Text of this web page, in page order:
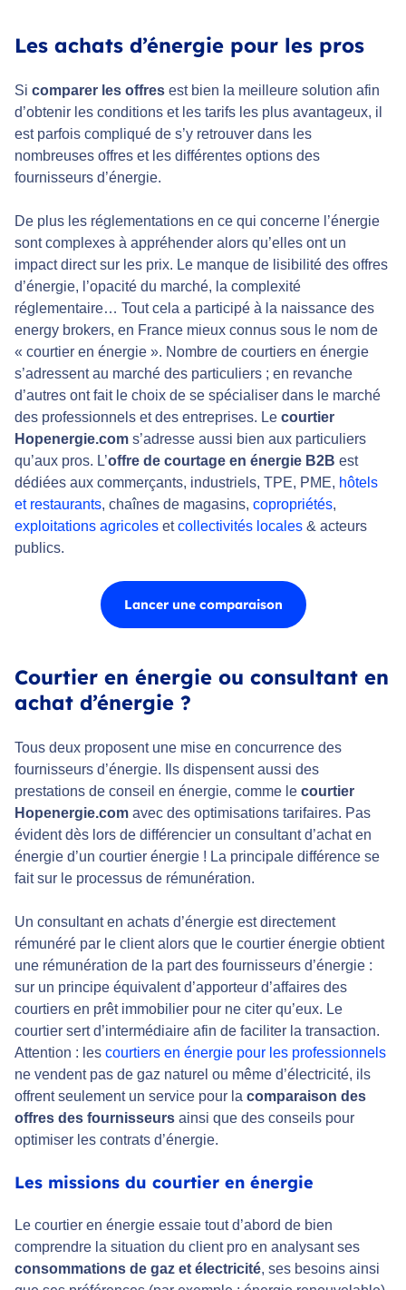
Les achats d’énergie pour les pros
Si comparer les offres est bien la meilleure solution afin
d’obtenir les conditions et les tarifs les plus avantageux, il
est parfois compliqué de s’y retrouver dans les
nombreuses offres et les différentes options des
fournisseurs d’énergie.
De plus les réglementations en ce qui concerne l’énergie
sont complexes à appréhender alors qu’elles ont un
impact direct sur les prix. Le manque de lisibilité des offres
d’énergie, l’opacité du marché, la complexité
réglementaire… Tout cela a participé à la naissance des
energy brokers, en France mieux connus sous le nom de
« courtier en énergie ». Nombre de courtiers en énergie
s’adressent au marché des particuliers ; en revanche
d’autres ont fait le choix de se spécialiser dans le marché
des professionnels et des entreprises. Le courtier
Hopenergie.com s’adresse aussi bien aux particuliers
qu’aux pros. L’offre de courtage en énergie B2B est
dédiées aux commerçants, industriels, TPE, PME, hôtels
et restaurants, chaînes de magasins, copropriétés,
exploitations agricoles etcollectivités locales & acteurs
publics.
Lancer une comparaison
Courtier en énergie ou consultant en
achat d’énergie ?
Tous deux proposent une mise en concurrence des
fournisseurs d’énergie. Ils dispensent aussi des
prestations de conseil en énergie, comme le courtier
Hopenergie.com avec des optimisations tarifaires. Pas
évident dès lors de différencier un consultant d’achat en
énergie d’un courtier énergie ! La principale différence se
fait sur le processus de rémunération.
Un consultant en achats d’énergie est directement
rémunéré par le client alors que le courtier énergie obtient
une rémunération de la part des fournisseurs d’énergie :
sur un principe équivalent d’apporteur d’affaires des
courtiers en prêt immobilier pour ne citer qu’eux. Le
courtier sert d’intermédiaire afin de faciliter la transaction.
Attention : les courtiers en énergie pour les professionnels
ne vendent pas de gaz naturel ou même d’électricité, ils
offrent seulement un service pour la comparaison des
offres des fournisseurs ainsi que des conseils pour
optimiser les contrats d’énergie.
Les missions du courtier en énergie
Le courtier en énergie essaie tout d’abord de bien
comprendre la situation du client pro en analysant ses
consommations de gaz et électricité, ses besoins ainsi